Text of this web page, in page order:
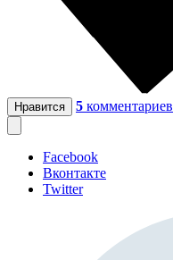
Нравится 5 комментариев
Facebook
Вконтакте
Twitter